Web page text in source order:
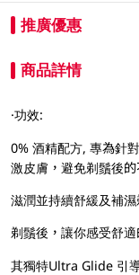
推廣優惠
商品詳情
·功效:
0% 酒精配方, 專為針
激皮膚，避免剃鬚後
滋潤並持續舒緩及補
剃鬚後，讓你感受舒
其獨特Ultra Glide 引